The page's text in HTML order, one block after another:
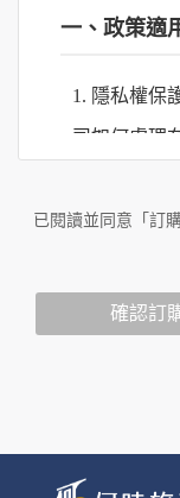
一、政策適
1. 隱私權保
司如何處理
份識別資料
以外的公司
提供的個人
已閱讀並同意「訂
確認訂